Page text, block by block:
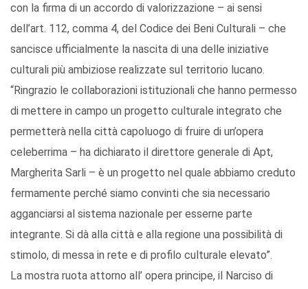
con la firma di un accordo di valorizzazione – ai sensi
dell’art. 112, comma 4, del Codice dei Beni Culturali – che
sancisce ufficialmente la nascita di una delle iniziative
culturali più ambiziose realizzate sul territorio lucano.
“Ringrazio le collaborazioni istituzionali che hanno permesso
di mettere in campo un progetto culturale integrato che
permetterà nella città capoluogo di fruire di un’opera
celeberrima – ha dichiarato il direttore generale di Apt,
Margherita Sarli – è un progetto nel quale abbiamo creduto
fermamente perché siamo convinti che sia necessario
agganciarsi al sistema nazionale per esserne parte
integrante. Si dà alla città e alla regione una possibilità di
stimolo, di messa in rete e di profilo culturale elevato”.
La mostra ruota attorno all’ opera principe, il Narciso di